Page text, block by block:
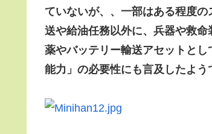
ていないが、、一部はある程度
送や給油任務以外に、兵器や救
薬やバッテリー輸送アセットと
能力」の必要性にも言及したよう